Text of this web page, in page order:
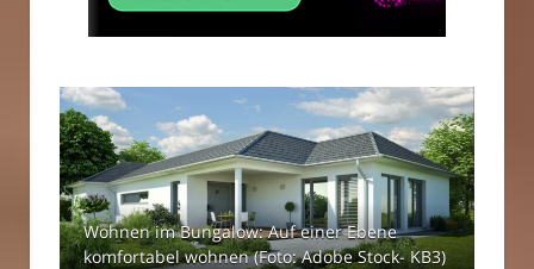
Wohnen im Bungalow: Auf einer Ebene
komfortabel wohnen (Foto: Adobe Stock- KB3)